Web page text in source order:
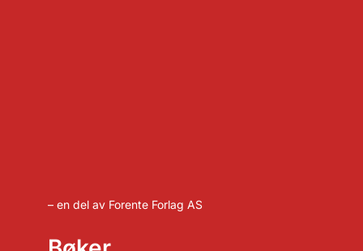
– en del av Forente Forlag AS